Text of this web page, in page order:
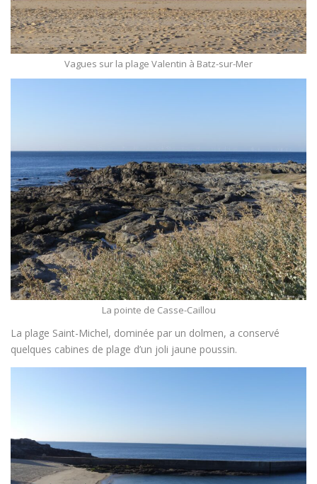
Vagues sur la plage Valentin à Batz-sur-Mer
La pointe de Casse-Caillou
La plage Saint-Michel, dominée par un dolmen, a conservé
quelques cabines de plage d’un joli jaune poussin.